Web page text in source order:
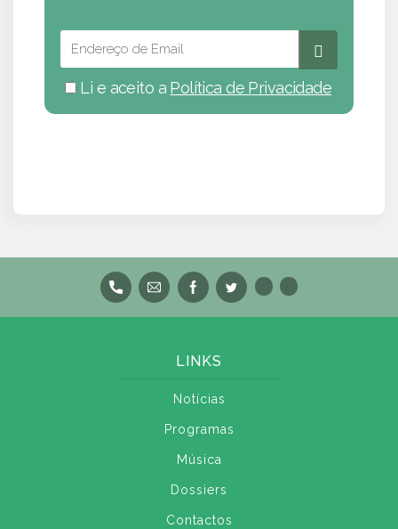
Li e aceito a Política de Privacidade
LINKS
Notícias
Programas
Música
Dossiers
Contactos